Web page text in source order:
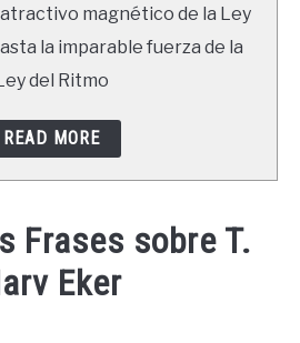
magnético de la Ley
la imparable fuerza de la
del Ritmo
READ MORE
Frases sobre T.
Eker